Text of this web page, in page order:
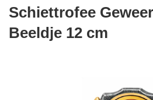
Schiettrofee
Beeldje 12 cm